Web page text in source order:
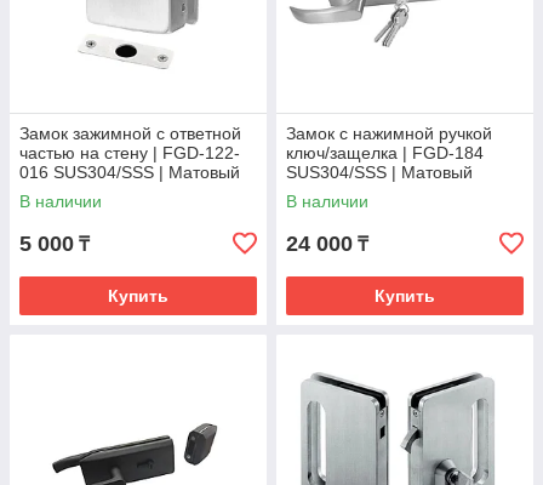
Замок зажимной с ответной
частью на стену | FGD-122-
016 SUS304/SSS | Матовый
В наличии
5 000 ₸
Купить
Замок с нажимной ручкой
ключ/защелка | FGD-184
SUS304/SSS | Матовый
В наличии
24 000 ₸
Купить